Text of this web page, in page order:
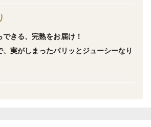
の当園は、豊富な雪解け水と、昼夜
ュッとしまった美味しいりんごが獲
きる、完熟をお届け！
、実がしまったパリッとジューシーなり